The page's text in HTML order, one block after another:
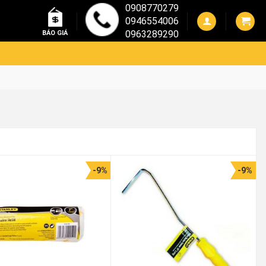
BÁO GIÁ
0908770279
0946554006
0963289290
-9% -9%